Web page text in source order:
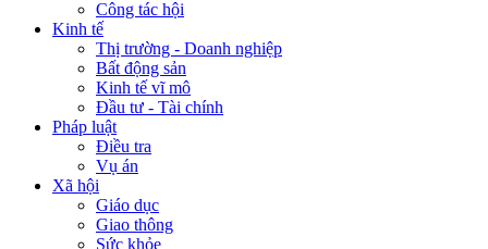
Công tác hội
Kinh tế
Thị trường - Doanh nghiệp
Bất động sản
Kinh tế vĩ mô
Đầu tư - Tài chính
Pháp luật
Điều tra
Vụ án
Xã hội
Giáo dục
Giao thông
Sức khỏe